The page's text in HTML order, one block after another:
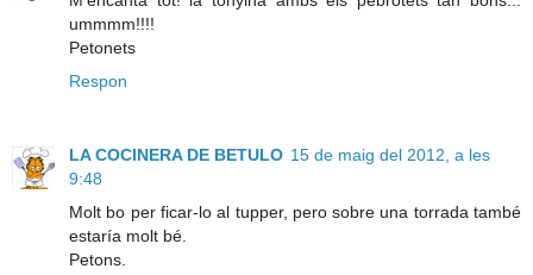
ummmm!!!!
Petonets
Respon
LA COCINERA DE BETULO 15 de maig del 2012, a les
9:48
Molt bo per ficar-lo al tupper, pero sobre una torrada també
estaría molt bé.
Petons.